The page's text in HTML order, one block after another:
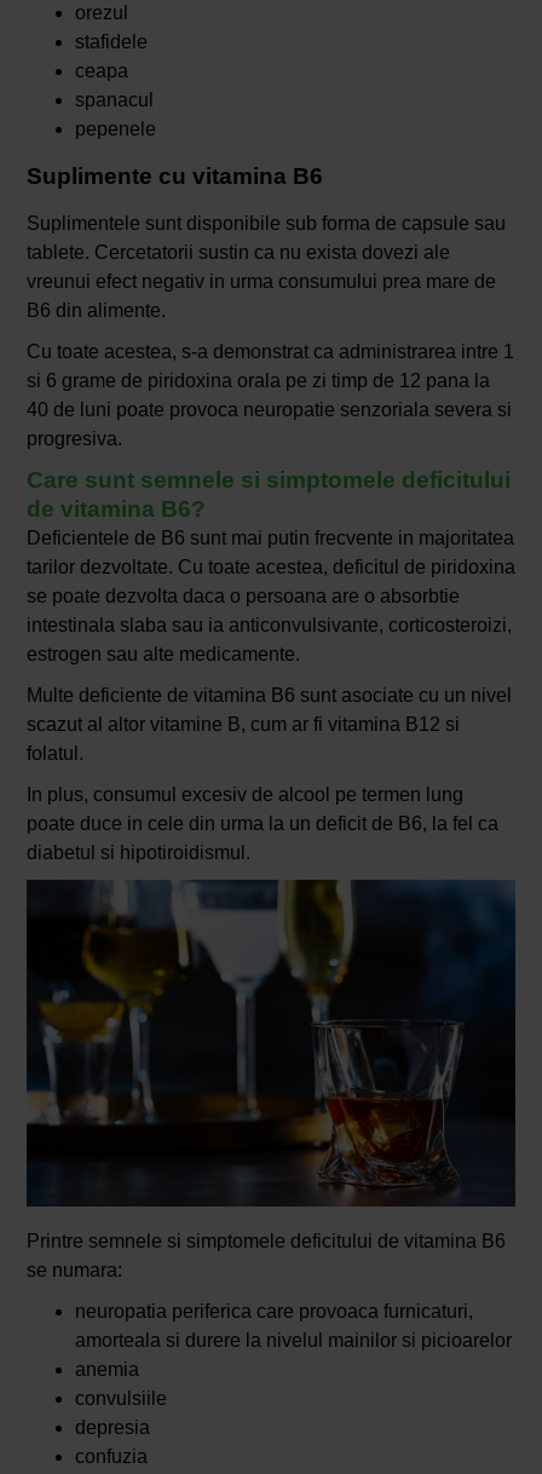
orezul
stafidele
ceapa
spanacul
pepenele
Suplimente cu vitamina B6
Suplimentele sunt disponibile sub forma de capsule sau
tablete. Cercetatorii sustin ca nu exista dovezi ale
vreunui efect negativ in urma consumului prea mare de
B6 din alimente.
Cu toate acestea, s-a demonstrat ca administrarea intre 1
si 6 grame de piridoxina orala pe zi timp de 12 pana la
40 de luni poate provoca neuropatie senzoriala severa si
progresiva.
Care sunt semnele si simptomele deficitului
de vitamina B6?
Deficientele de B6 sunt mai putin frecvente in majoritatea
tarilor dezvoltate. Cu toate acestea, deficitul de piridoxina
se poate dezvolta daca o persoana are o absorbtie
intestinala slaba sau ia anticonvulsivante, corticosteroizi,
estrogen sau alte medicamente.
Multe deficiente de vitamina B6 sunt asociate cu un nivel
scazut al altor vitamine B, cum ar fi vitamina B12 si
folatul.
In plus, consumul excesiv de alcool pe termen lung
poate duce in cele din urma la un deficit de B6, la fel ca
diabetul si hipotiroidismul.
Printre semnele si simptomele deficitului de vitamina B6
se numara:
neuropatia periferica care provoaca furnicaturi,
amorteala si durere la nivelul mainilor si picioarelor
anemia
convulsiile
depresia
confuzia